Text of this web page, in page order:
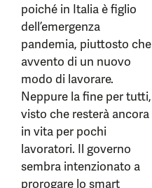
poiché in Italia è figlio
dell’emergenza
pandemia, piuttosto che
avvento di un nuovo
modo di lavorare.
Neppure la fine per tutti,
visto che resterà ancora
in vita per pochi
lavoratori. Il governo
sembra intenzionato a
prorogare lo smart